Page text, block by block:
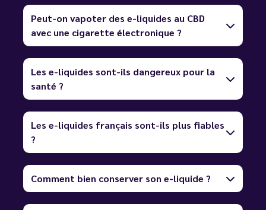
Peut-on vapoter des e-liquides au CBD
avec une cigarette électronique ?
Les e-liquides sont-ils dangereux pour la
santé ?
Les e-liquides français sont-ils plus fiables
?
Comment bien conserver son e-liquide ?